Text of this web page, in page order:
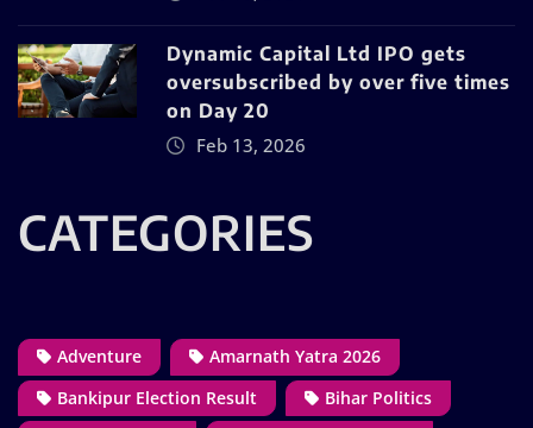
Dynamic Capital Ltd IPO gets
oversubscribed by over five times
on Day 20
Feb 13, 2026
CATEGORIES
Adventure
Amarnath Yatra 2026
Bankipur Election Result
Bihar Politics